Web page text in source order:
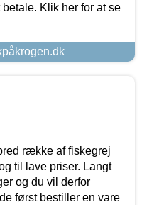
Klik her for at se
række af fiskegrej
til lave priser. Langt
og du vil derfor
først bestiller en vare